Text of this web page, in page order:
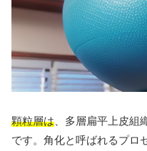
顆粒層は 、多層扁平上皮
です。角化と呼ばれるプロ